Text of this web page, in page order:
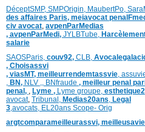
DéceptSMP, SMPOrigin, MaubertPo,
des affaires Paris, meiavocat
civ avocat, avpenParMedias
, avpenParMedi, JYLBTube,
salarie
SAOSParis, couv92, CLB,
, Choisassvi
, viasMT, meilleurrendemtassvie,
, BN, NLV ,, BNfraude , meilleur penal
penal, , Lyme , Lyme groupe,
avocat, Tribunal, Medias20ans, Legal
3,avocats, EL20ans Scope- Orig
argtcomparameilleurassvi,